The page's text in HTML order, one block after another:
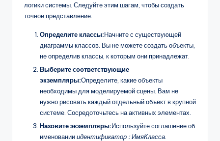
логики системы. Следуйте этим шагам, чтобы создать
точное представление.
Определите классы:Начните с существующей
диаграммы классов. Вы не можете создать объекты,
не определив классы, к которым они принадлежат.
Выберите соответствующие
экземпляры:Определите, какие объекты
необходимы для моделируемой сцены. Вам не
нужно рисовать каждый отдельный объект в крупной
системе. Сосредоточьтесь на активных элементах.
Назовите экземпляры:Используйте соглашение об
именованииидентификатор : ИмяКласса